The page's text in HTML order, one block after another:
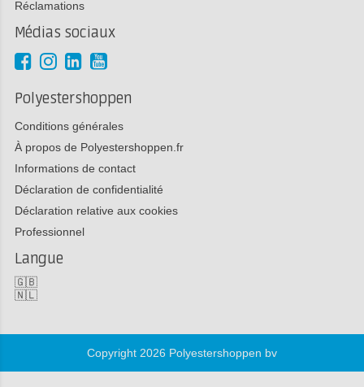
Réclamations
Médias sociaux
Polyestershoppen
Conditions générales
À propos de Polyestershoppen.fr
Informations de contact
Déclaration de confidentialité
Déclaration relative aux cookies
Professionnel
Langue
🇬🇧
🇳🇱
Copyright 2026 Polyestershoppen bv